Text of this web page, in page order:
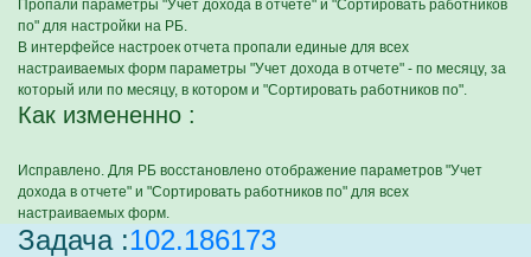
Пропали параметры "Учет дохода в отчете" и "Сортировать работников
по" для настройки на РБ.
В интерфейсе настроек отчета пропали единые для всех
настраиваемых форм параметры "Учет дохода в отчете" - по месяцу, за
который или по месяцу, в котором и "Сортировать работников по".
Как измененно :
Исправлено. Для РБ восстановлено отображение параметров "Учет
дохода в отчете" и "Сортировать работников по" для всех
настраиваемых форм.
Задача :102.186173